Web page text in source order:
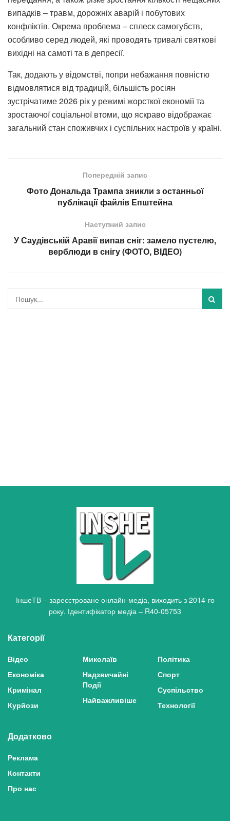
випадків – травм, дорожніх аварій і побутових
конфліктів. Окрема проблема – сплеск самогубств,
особливо серед людей, які проводять тривалі святкові
вихідні на самоті та в депресії.
Так, додають у відомстві, попри небажання повністю
відмовлятися від традицій, більшість росіян
зустрічатиме 2026 рік у режимі жорсткої економії та
зростаючої соціальної втоми, що яскраво відображає
загальний стан споживчих і суспільних настроїв у країні.
Попередній запис
Фото Дональда Трампа зникли з останньої
публікації файлів Епштейна
Наступний запис
У Саудівській Аравії випав сніг: замело пустелю,
верблюди в снігу (ФОТО, ВІДЕО)
ІншеТВ – зареєстроване онлайн-медіа, виходить з 2014-го
року. Ідентифікатор медіа – R40-05753
Категорії
Відео
Економіка
Кримінал
Курйози
Миколаїв
Надзвичайні
Події
Найважливіше
Політика
Спорт
Суспільство
Технології
Додатково
Реклама
Контакти
Про нас